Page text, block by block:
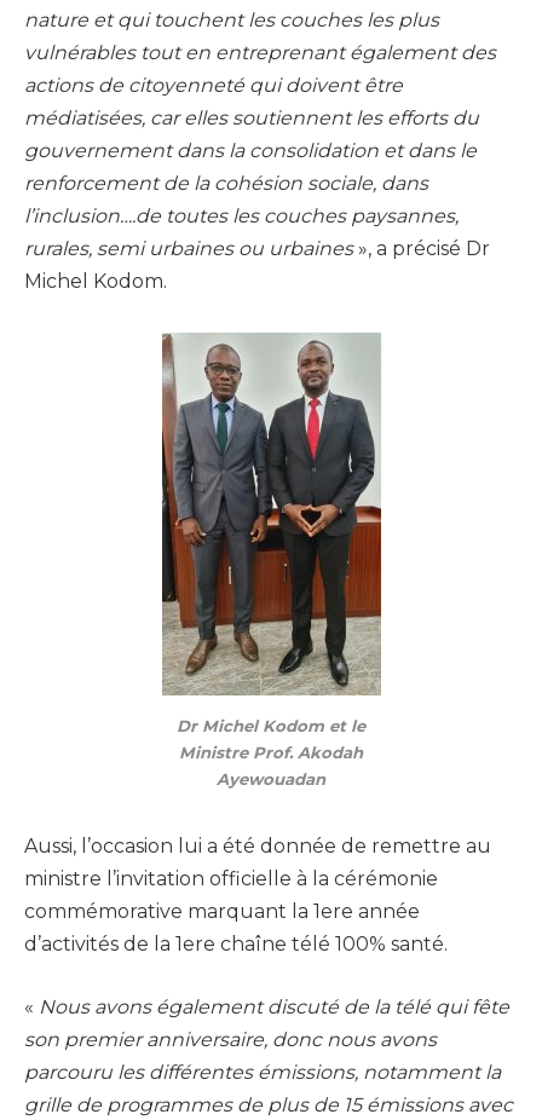
nature et qui touchent les couches les plus
vulnérables tout en entreprenant également des
actions de citoyenneté qui doivent être
médiatisées, car elles soutiennent les efforts du
gouvernement dans la consolidation et dans le
renforcement de la cohésion sociale, dans
l’inclusion….de toutes les couches paysannes,
rurales, semi urbaines ou urbaines», a précisé Dr
Michel Kodom.
Dr Michel Kodom et le
Ministre Prof. Akodah
Ayewouadan
Aussi, l’occasion lui a été donnée de remettre au
ministre l’invitation officielle à la cérémonie
commémorative marquant la 1ere année
d’activités de la 1ere chaîne télé 100% santé.
« Nous avons également discuté de la télé qui fête
son premier anniversaire, donc nous avons
parcouru les différentes émissions, notamment la
grille de programmes de plus de 15 émissions avec